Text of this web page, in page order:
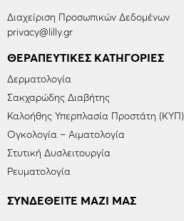
Διαχείριση Προσωπικών Δεδομένων
privacy@lilly.gr
ΘΕΡΑΠΕΥΤΙΚΈΣ ΚΑΤΗΓΟΡΊΕΣ
Δερματολογία
Σακχαρώδης Διαβήτης
Καλοήθης Υπερπλασία Προστάτη (ΚΥΠ)
Ογκολογία – Αιματολογία
Στυτική Δυσλειτουργία
Ρευματολογία
ΣΥΝΔΕΘΕΙΤΕ ΜΑΖΙ ΜΑΣ